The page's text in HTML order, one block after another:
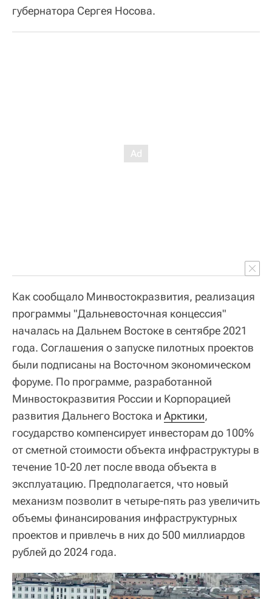
губернатора Сергея Носова.
Как сообщало Минвостокразвития, реализация
программы "Дальневосточная концессия"
началась на Дальнем Востоке в сентябре 2021
года. Соглашения о запуске пилотных проектов
были подписаны на Восточном экономическом
форуме. По программе, разработанной
Минвостокразвития России и Корпорацией
развития Дальнего Востока и Арктики,
государство компенсирует инвесторам до 100%
от сметной стоимости объекта инфраструктуры в
течение 10-20 лет после ввода объекта в
эксплуатацию. Предполагается, что новый
механизм позволит в четыре-пять раз увеличить
объемы финансирования инфраструктурных
проектов и привлечь в них до 500 миллиардов
рублей до 2024 года.